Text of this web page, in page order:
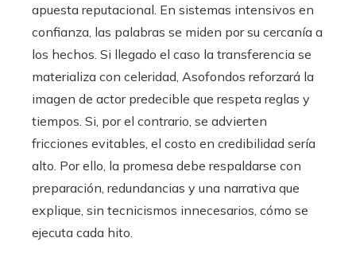
apuesta reputacional. En sistemas intensivos en
confianza, las palabras se miden por su cercanía a
los hechos. Si llegado el caso la transferencia se
materializa con celeridad, Asofondos reforzará la
imagen de actor predecible que respeta reglas y
tiempos. Si, por el contrario, se advierten
fricciones evitables, el costo en credibilidad sería
alto. Por ello, la promesa debe respaldarse con
preparación, redundancias y una narrativa que
explique, sin tecnicismos innecesarios, cómo se
ejecuta cada hito.